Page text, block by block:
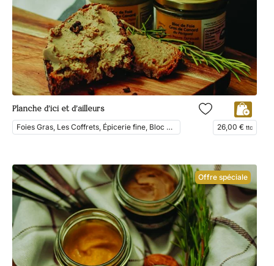
Planche d’ici et d’ailleurs
Foies Gras, Les Coffrets, Épicerie fine, Bloc de foie gras, En Vedette 26,00 € ttc
Offre spéciale